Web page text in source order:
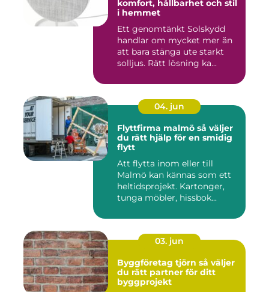
komfort, hållbarhet och stil
i hemmet
Ett genomtänkt Solskydd
handlar om mycket mer än
att bara stänga ute starkt
solljus. Rätt lösning ka...
04. jun
Flyttfirma malmö så väljer
du rätt hjälp för en smidig
flytt
Att flytta inom eller till
Malmö kan kännas som ett
heltidsprojekt. Kartonger,
tunga möbler, hissbok...
03. jun
Byggföretag tjörn så väljer
du rätt partner för ditt
byggprojekt